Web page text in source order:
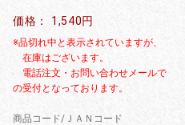
価格： 1,540円
※品切れ中と表示されていますが、
在庫はございます。
電話注文・お問い合わせメールで
の受付となっております。
商品コード/ＪＡＮコード